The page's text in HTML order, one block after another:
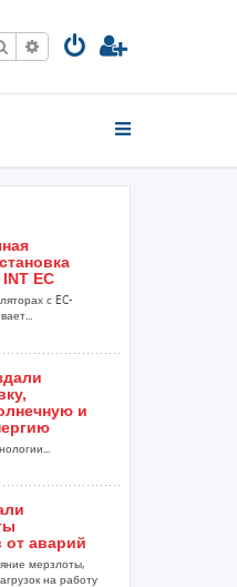
Поиск Расширенный поиск
EC
с EC-
и
от аварий
мерзлоты,
на работу